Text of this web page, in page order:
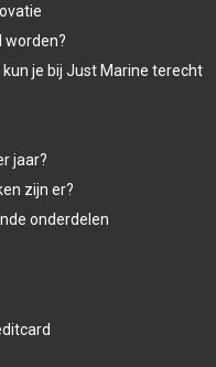
worden?
je bij Just Marine terecht
jaar?
zijn er?
onderdelen